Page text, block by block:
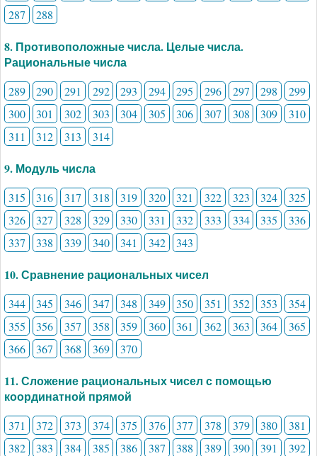
287
288
8. Противоположные числа. Целые числа.
Рациональные числа
289 290 291 292 293 294 295 296 297 298
299
300
301 302 303 304 305 306 307 308 309
310
311
312 313 314
9. Модуль числа
315 316 317 318 319 320 321 322 323 324
325
326
327 328 329 330 331 332 333 334 335
336
337
338 339 340 341 342 343
10. Сравнение рациональных чисел
344 345 346 347 348 349 350 351 352 353
354
355
356 357 358 359 360 361 362 363 364
365
366
367 368 369 370
11. Сложение рациональных чисел с помощью
координатной прямой
371 372 373 374 375 376 377 378 379 380
381
382
383 384 385 386 387 388 389 390 391
392